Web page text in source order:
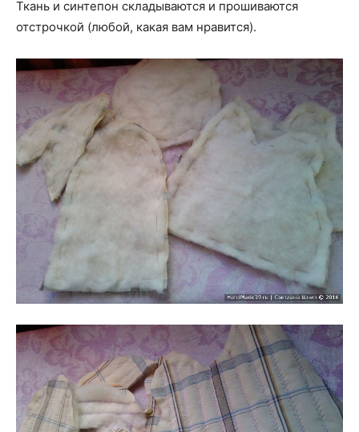
Ткань и синтепон складываются и прошиваются
отстрочкой (любой, какая вам нравится).